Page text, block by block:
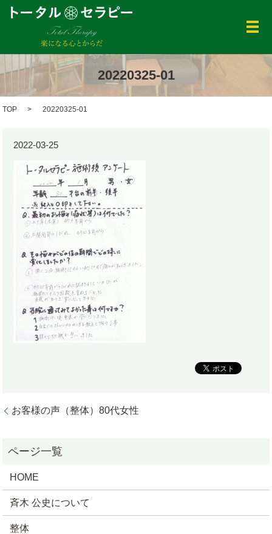
メ
20220325-01
TOP 20220325-01
2022-03-25
お客様の声（整体）80代女性
HOME
斉木 公史について
整体